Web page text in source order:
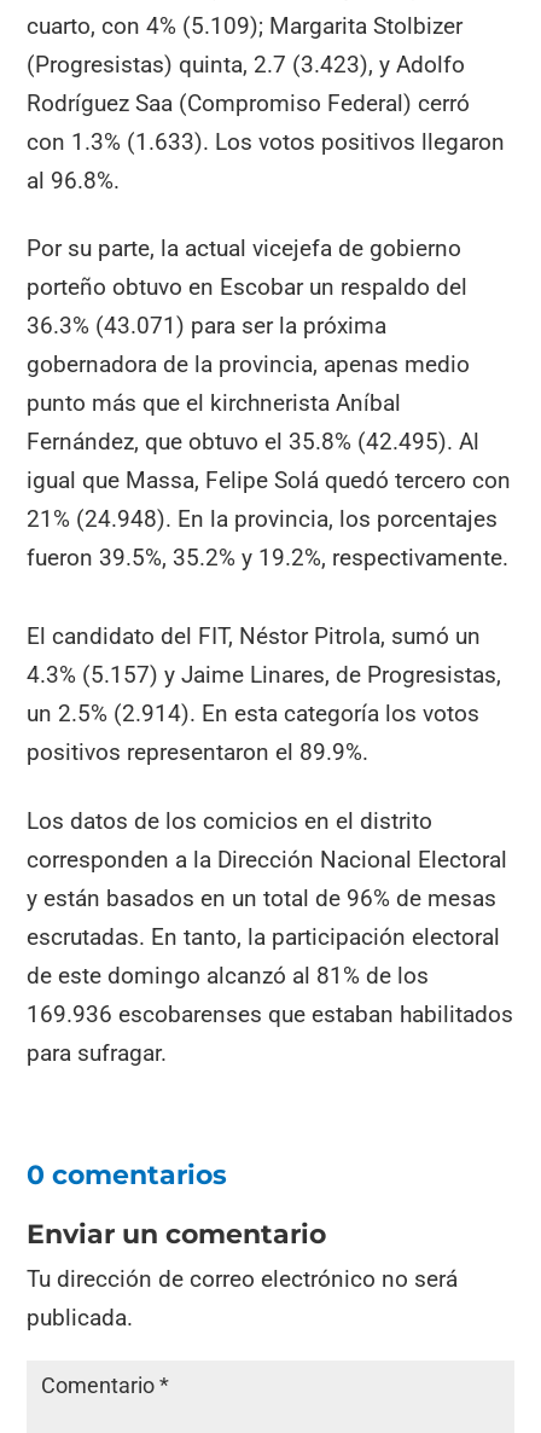
cuarto, con 4% (5.109); Margarita Stolbizer
(Progresistas) quinta, 2.7 (3.423), y Adolfo
Rodríguez Saa (Compromiso Federal) cerró
con 1.3% (1.633). Los votos positivos llegaron
al 96.8%.
Por su parte, la actual vicejefa de gobierno
porteño obtuvo en Escobar un respaldo del
36.3% (43.071) para ser la próxima
gobernadora de la provincia, apenas medio
punto más que el kirchnerista Aníbal
Fernández, que obtuvo el 35.8% (42.495). Al
igual que Massa, Felipe Solá quedó tercero con
21% (24.948). En la provincia, los porcentajes
fueron 39.5%, 35.2% y 19.2%, respectivamente.
El candidato del FIT, Néstor Pitrola, sumó un
4.3% (5.157) y Jaime Linares, de Progresistas,
un 2.5% (2.914). En esta categoría los votos
positivos representaron el 89.9%.
Los datos de los comicios en el distrito
corresponden a la Dirección Nacional Electoral
y están basados en un total de 96% de mesas
escrutadas. En tanto, la participación electoral
de este domingo alcanzó al 81% de los
169.936 escobarenses que estaban habilitados
para sufragar.
0 comentarios
Enviar un comentario
Tu dirección de correo electrónico no será
publicada.